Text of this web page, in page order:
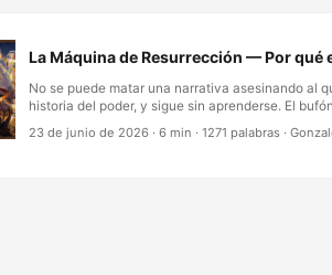
La Máquina de Resurrección — Por qué
No se puede matar una narrativa asesinando al
historia del poder, y sigue sin aprenderse. El
poder lo silencia. Pero en el momento en que
ejecución—algo cambia. El bufón ya no es una
23 de junio de 2026 · 6 min · 1271 palabras ·